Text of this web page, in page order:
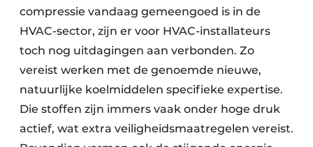
compressie vandaag gemeengoed is in de
HVAC-sector, zijn er voor HVAC-installateurs
toch nog uitdagingen aan verbonden. Zo
vereist werken met de genoemde nieuwe,
natuurlijke koelmiddelen specifieke expertise.
Die stoffen zijn immers vaak onder hoge druk
actief, wat extra veiligheids­maatregelen vereist.